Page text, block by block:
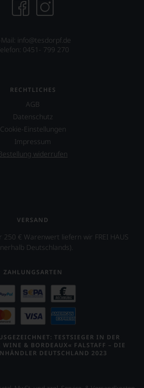
Mail: info@tesdorpf.de
0451- 799 270
RECHTLICHES
AGB
Datenschutz
Cookie-Einstellungen
Impressum
widerrufen
VERSAND
250 € Warenwert liefern wir FREI HAUS
Deutschlands).
ZAHLUNGSARTEN
TESTSIEGER IN DER
WINE & BORDEAUX« FALSTAFF – DIE
DEUTSCHLAND 2023